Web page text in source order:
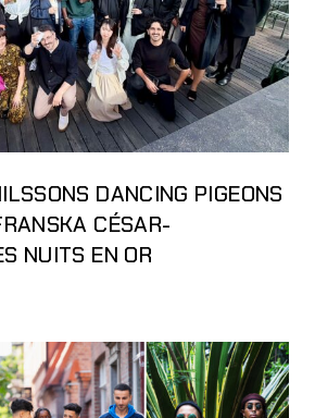
DANCING PIGEONS
CÉSAR-
NUITS EN OR